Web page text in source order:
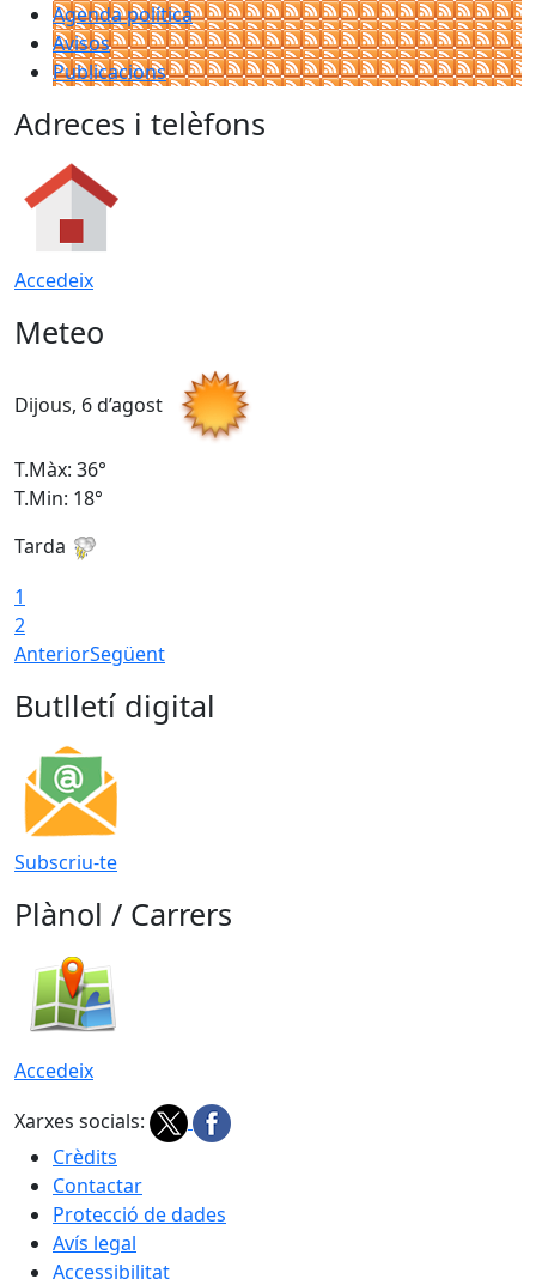
Agenda política
Avisos
Publicacions
Adreces i telèfons
Accedeix
Meteo
Dijous, 6 d’agost
T.Màx: 36°
T.Min: 18°
Tarda
1
2
AnteriorSegüent
Butlletí digital
Subscriu-te
Plànol / Carrers
Accedeix
Xarxes socials:
Crèdits
Contactar
Protecció de dades
Avís legal
Accessibilitat